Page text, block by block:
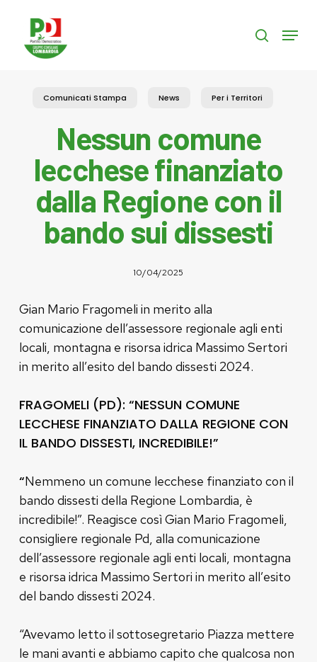
content
search
Menu
Comunicati Stampa News Per i Territori
Nessun comune
lecchese finanziato
dalla Regione con il
bando sui dissesti
10/04/2025
Gian Mario Fragomeli in merito alla
comunicazione dell’assessore regionale agli enti
locali, montagna e risorsa idrica Massimo Sertori
in merito all’esito del bando dissesti 2024.
FRAGOMELI (PD): “NESSUN COMUNE
LECCHESE FINANZIATO DALLA REGIONE CON
IL BANDO DISSESTI, INCREDIBILE!”
“Nemmeno un comune lecchese finanziato con il
bando dissesti della Regione Lombardia, è
incredibile!”. Reagisce così Gian Mario Fragomeli,
consigliere regionale Pd, alla comunicazione
dell’assessore regionale agli enti locali, montagna
e risorsa idrica Massimo Sertori in merito all’esito
del bando dissesti 2024.
“Avevamo letto il sottosegretario Piazza mettere
le mani avanti e abbiamo capito che qualcosa non